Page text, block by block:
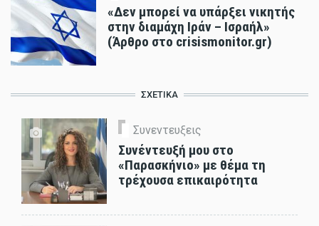
«Δεν μπορεί να υπάρξει νικητής
στην διαμάχη Ιράν – Ισραήλ»
(Άρθρο στο crisismonitor.gr)
ΣΧΕΤΙΚΑ
Συνεντευξεις
Συνέντευξή μου στο
«Παρασκήνιο» με θέμα τη
τρέχουσα επικαιρότητα